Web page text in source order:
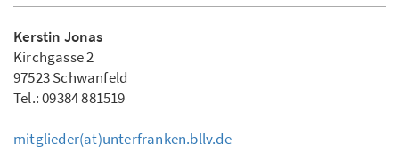
Kerstin Jonas
Kirchgasse 2
97523 Schwanfeld
Tel.: 09384 881519
mitglieder(at)unterfranken.bllv.de